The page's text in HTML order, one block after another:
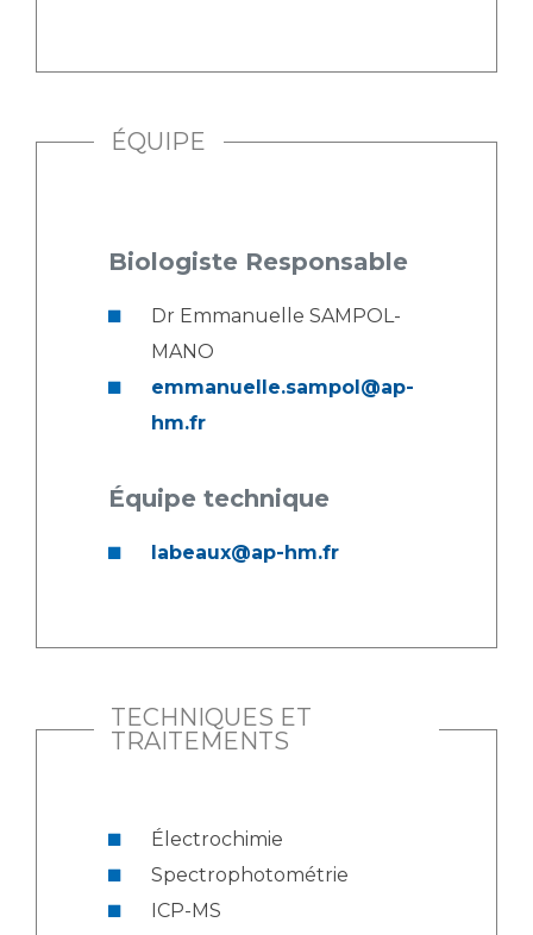
ÉQUIPE
Biologiste Responsable
Dr Emmanuelle SAMPOL-
MANO
emmanuelle.sampol@ap-
hm.fr
Équipe technique
labeaux@ap-hm.fr
TECHNIQUES ET
TRAITEMENTS
Électrochimie
Spectrophotométrie
ICP-MS